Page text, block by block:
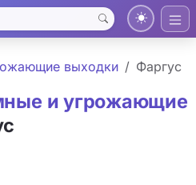
выходки Фаргус
и угрожающие